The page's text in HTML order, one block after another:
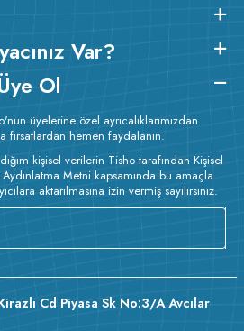
Var?
Ol
üyelerine özel ayrıcalıklarımızdan
hemen faydalanın.
kişisel verilerin Tisho tarafından Kişisel
Metni kapsamında bu amaçla
aktarılmasına izin vermiş sayılırsınız.
Cd Piyasa Sk No:3/A Avcılar